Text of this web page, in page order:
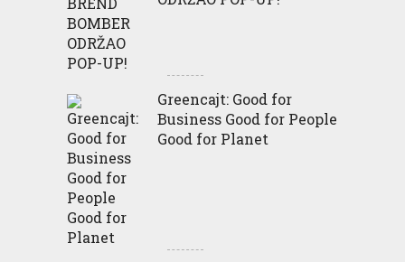
Greencajt: Good for
Business Good for People
Good for Planet